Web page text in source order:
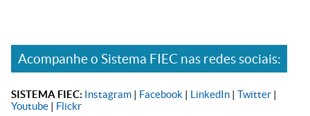
Acompanhe o Sistema FIEC nas redes sociais:
SISTEMA FIEC: Instagram | Facebook | LinkedIn | Twitter |
Youtube | Flickr